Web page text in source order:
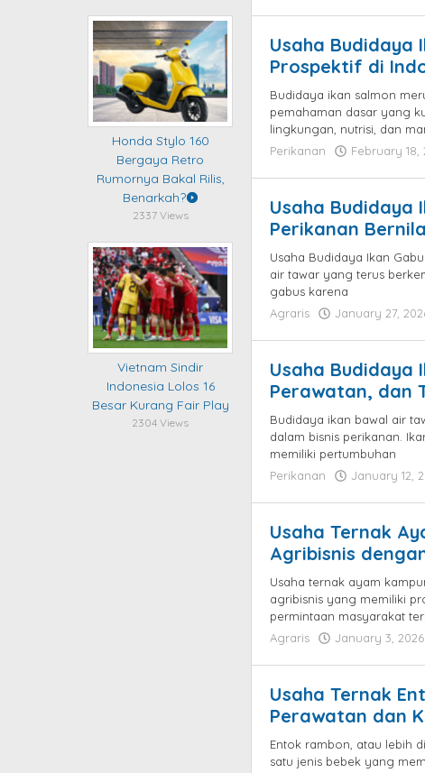
Honda Stylo 160
Bergaya Retro
Rumornya Bakal Rilis,
Benarkah?
2337 Views
Vietnam Sindir
Indonesia Lolos 16
Besar Kurang Fair Play
2304 Views
Usaha Budidaya
Prospektif di
Budidaya ikan salmon
pemahaman dasar yang
lingkungan, nutrisi, dan
Perikanan
February 18,
Usaha Budidaya
Perikanan
Usaha Budidaya Ikan
air tawar yang terus
gabus karena
Agraris
January 27,
Usaha Budidaya
Perawatan, dan
Budidaya ikan bawal air
dalam bisnis perikanan.
memiliki pertumbuhan
Perikanan
January 12,
Usaha Ternak
Agribisnis
Usaha ternak ayam
agribisnis yang memiliki
permintaan masyarakat
Agraris
January 3, 2026
Usaha Ternak
Perawatan dan
Entok rambon, atau lebih
satu jenis bebek yang